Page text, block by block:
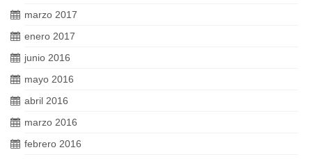
marzo 2017
enero 2017
junio 2016
mayo 2016
abril 2016
marzo 2016
febrero 2016